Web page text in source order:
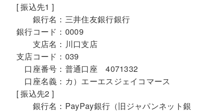
[ 振込先1 ]
銀行名： 三井住友銀行銀行
銀行コード： 0009
支店名： 川口支店
支店コード： 039
口座番号： 普通口座 4071332
口座名義： カ）エーエスジェイコマース
[ 振込先2 ]
銀行名： PayPay銀行（旧ジャパンネット銀